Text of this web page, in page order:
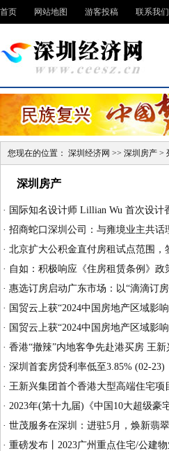
首页 网站地图 游客投稿 联系我们
您现在的位置： 深圳经济网 >> 深圳房产 >
深圳房产
· 国际知名设计师 Lillian Wu 首次设
· 招商蛇口深圳公司：与雍境业主共话
· 北京扩大公积金直付房租试点范围，
· 自如：积极响应《住房租赁条例》
· 惠选订房启动广东市场：以“滴滴订
· 国贸云上获“2024中国房地产区域影
· 国贸云上获“2024中国房地产区域影
· 香港“撤辣”内地客争先赴港买房 王
· 深圳首套房贷利率低至3.85% (02-23)
· 王新兴集团首个香港大型高端住宅项
· 2023年(第十九届)《中国10大超级豪
· 世茂服务在深圳：进驻5月，焕新翡
· 重磅发布丨2023广州重点住宅/公建